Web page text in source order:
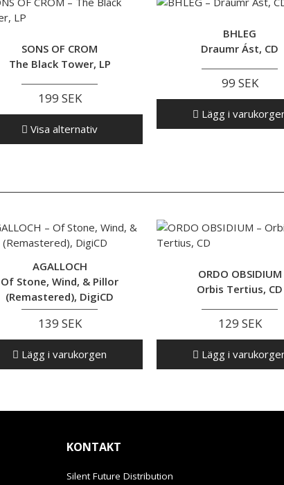
SONS OF CROM
The Black Tower, LP
199 SEK
Visa alternativ
BHLEG
Draumr Ást, CD
99 SEK
Lägg i
AGALLOCH
Of Stone, Wind, & Pillor
(Remastered), DigiCD
139 SEK
Lägg i varukorgen
ORDO OBSIDIUM
Orbis Tertius, CD
129 SEK
Lägg i
KONTAKT
Silent Future Distribution